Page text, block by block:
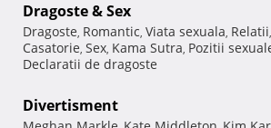
Dragoste & Sex
Dragoste, Romantic, Viata sexuala, Relatii,
Casatorie, Sex, Kama Sutra, Pozitii
Declaratii de dragoste
Divertisment